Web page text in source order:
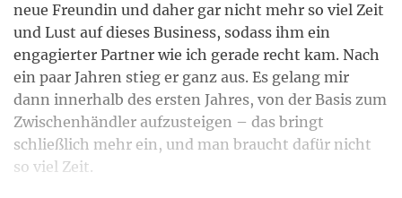
neue Freundin und daher gar nicht mehr so viel Zeit
und Lust auf dieses Business, sodass ihm ein
engagierter Partner wie ich gerade recht kam. Nach
ein paar Jahren stieg er ganz aus. Es gelang mir
dann innerhalb des ersten Jahres, von der Basis zum
Zwischenhändler aufzusteigen – das bringt
schließlich mehr ein, und man braucht dafür nicht
so viel Zeit.